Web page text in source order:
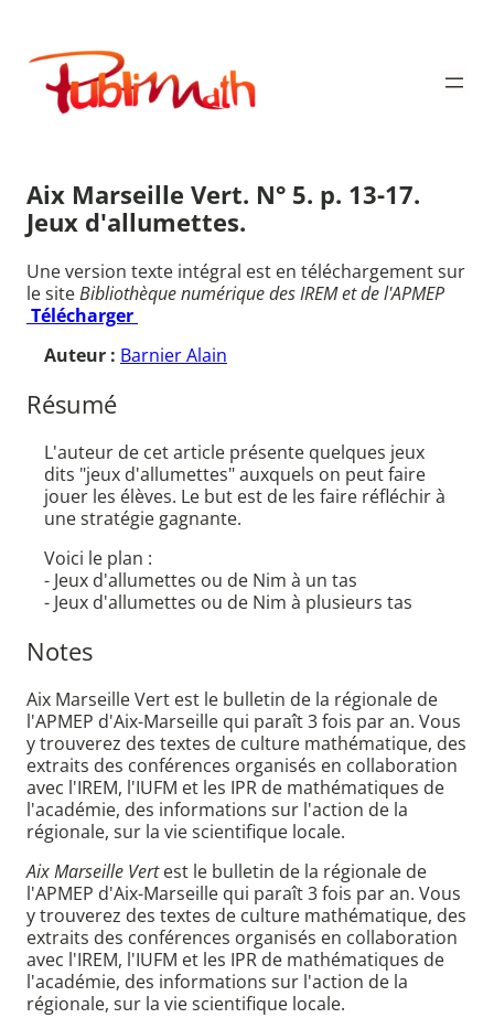
contenu
Publimath
Aix Marseille Vert. N° 5. p. 13-17.
Jeux d'allumettes.
Une version texte intégral est en téléchargement sur
le siteBibliothèque numérique des IREM et de l'APMEP
Télécharger
Auteur : Barnier Alain
Résumé
L'auteur de cet article présente quelques jeux
dits "jeux d'allumettes" auxquels on peut faire
jouer les élèves. Le but est de les faire réfléchir à
une stratégie gagnante.
Voici le plan :
- Jeux d'allumettes ou de Nim à un tas
- Jeux d'allumettes ou de Nim à plusieurs tas
Notes
Aix Marseille Vert est le bulletin de la régionale de
l'APMEP d'Aix-Marseille qui paraît 3 fois par an. Vous
y trouverez des textes de culture mathématique, des
extraits des conférences organisés en collaboration
avec l'IREM, l'IUFM et les IPR de mathématiques de
l'académie, des informations sur l'action de la
régionale, sur la vie scientifique locale.
Aix Marseille Vertest le bulletin de la régionale de
l'APMEP d'Aix-Marseille qui paraît 3 fois par an. Vous
y trouverez des textes de culture mathématique, des
extraits des conférences organisés en collaboration
avec l'IREM, l'IUFM et les IPR de mathématiques de
l'académie, des informations sur l'action de la
régionale, sur la vie scientifique locale.